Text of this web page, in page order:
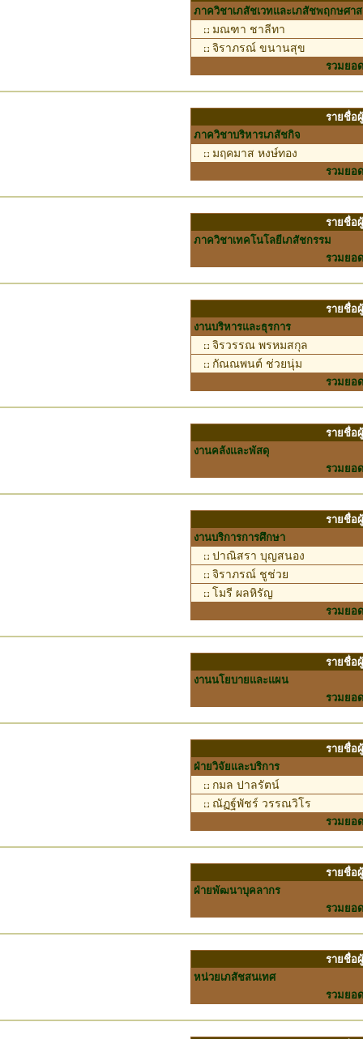
ภาควิชาเภสัชเวทและเภสัชพฤกษศา
มณฑา ชาลีทา
จิราภรณ์ ขนานสุข
รวมยอด
รายชื่อ
ภาควิชาบริหารเภสัชกิจ
มฤคมาส หงษ์ทอง
รวมยอด
รายชื่อ
ภาควิชาเทคโนโลยีเภสัชกรรม
รวมยอด
รายชื่อ
งานบริหารและธุรการ
จิรวรรณ พรหมสกุล
กัณณพนต์ ช่วยนุ่ม
รวมยอด
รายชื่อ
งานคลังและพัสดุ
รวมยอด
รายชื่อ
งานบริการการศึกษา
ปาณิสรา บุญสนอง
จิราภรณ์ ชูช่วย
โมรี ผลหิรัญ
รวมยอด
รายชื่อ
งานนโยบายและแผน
รวมยอด
รายชื่อ
ฝ่ายวิจัยและบริการ
กมล ปาลรัตน์
ณัฏฐ์พัชร์ วรรณวิโร
รวมยอด
รายชื่อ
ฝ่ายพัฒนาบุคลากร
รวมยอด
รายชื่อ
หน่วยเภสัชสนเทศ
รวมยอด